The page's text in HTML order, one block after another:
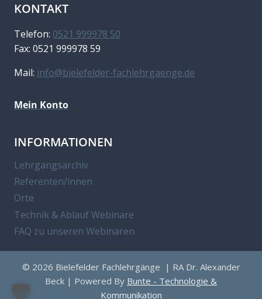
KONTAKT
Telefon: 0521 999978 50
Fax: 0521 999978 59
Mail: info@bielefelder-fachlehrgaenge.de
Mein Konto
INFORMATIONEN
Lehrgangsarchiv
Referenten/innen
Orte
Technik & Ablauf Webinare
FAQ zu unseren Webinaren
© 2026 Bielefelder Fachlehrgänge | RA Dr. Alexander
Beck | Powered By Bunte - Technologie &
Kommunikation